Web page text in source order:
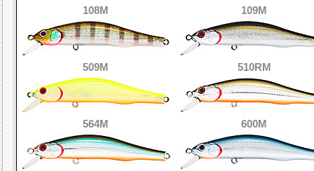
108M 109M
509M 510RM
564M 600M